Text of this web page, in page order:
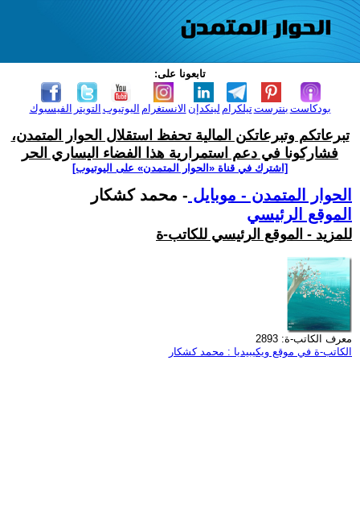
تابعونا على:
الفيسبوك التويتر اليوتيوب الانستغرام لينكدإن تيلكرامبنترست بودكاست
تبرعاتكم وتبرعاتكن المالية تحفظ استقلال الحوار المتمدن،
فشاركونا في دعم استمرارية هذا الفضاء اليساري الحر
[اشترك في قناة ‫«الحوار المتمدن» على اليوتيوب]
الحوار المتمدن - موبايل - محمد كشكار
الموقع الرئيسي
للمزيد - الموقع الرئيسي للكاتب-ة
معرف الكاتب-ة: 2893
الكاتب-ة في موقع ويكيبيديا : محمد كشكار